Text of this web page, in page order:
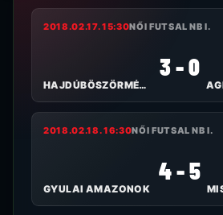
2018.02.17. 15:30NŐI FUTSAL NB I.
HAJDÚBÖSZÖRMÉNYI TE I.
3 - 0
2018.02.18. 16:30NŐI FUTSAL NB I.
GYULAI AMAZONOK
4 - 5